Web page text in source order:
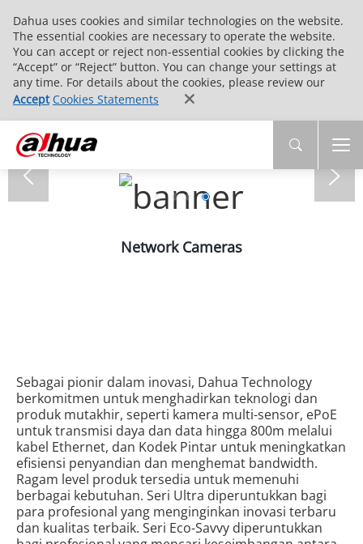
Dahua uses cookies and similar technologies on the website.
The essential cookies are necessary to operate the website.
You can accept or reject non-essential cookies by clicking the
“Accept” or “Reject” button. You can change your settings at
any time. For details about the cookies, please review our
Accept Cookies Statements
Network Cameras
Sebagai pionir dalam inovasi, Dahua Technology
berkomitmen untuk menghadirkan teknologi dan
produk mutakhir, seperti kamera multi-sensor, ePoE
untuk transmisi daya dan data hingga 800m melalui
kabel Ethernet, dan Kodek Pintar untuk meningkatkan
efisiensi penyandian dan menghemat bandwidth.
Ragam level produk tersedia untuk memenuhi
berbagai kebutuhan. Seri Ultra diperuntukkan bagi
para profesional yang menginginkan inovasi terbaru
dan kualitas terbaik. Seri Eco-Savvy diperuntukkan